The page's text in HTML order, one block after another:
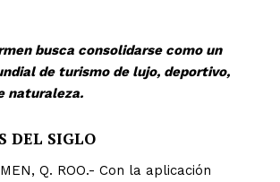
busca consolidarse como un
de turismo de lujo, deportivo,
naturaleza.
DEL SIGLO
Q. ROO.- Con la aplicación